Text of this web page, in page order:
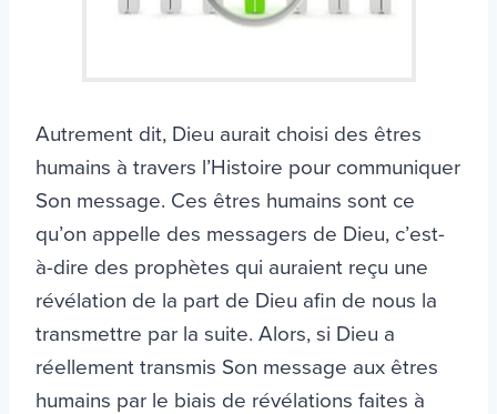
Autrement dit, Dieu aurait choisi des êtres
humains à travers l’Histoire pour communiquer
Son message. Ces êtres humains sont ce
qu’on appelle des messagers de Dieu, c’est-
à-dire des prophètes qui auraient reçu une
révélation de la part de Dieu afin de nous la
transmettre par la suite. Alors, si Dieu a
réellement transmis Son message aux êtres
humains par le biais de révélations faites à